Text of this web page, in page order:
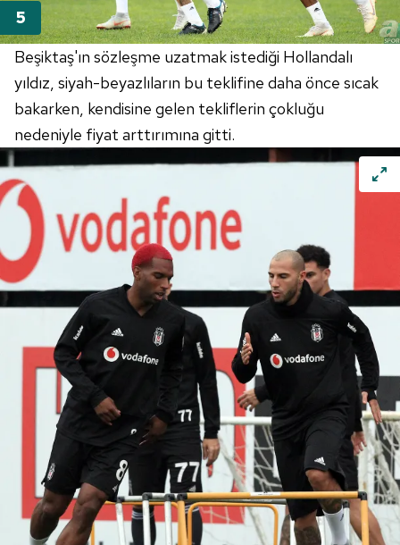
Beşiktaş'ın sözleşme uzatmak istediği Hollandalı
yıldız, siyah-beyazlıların bu teklifine daha önce sıcak
bakarken, kendisine gelen tekliflerin çokluğu
nedeniyle fiyat arttırımına gitti.